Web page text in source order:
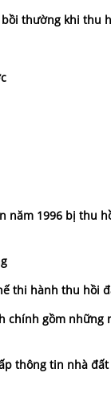
thường khi thu
bị thu hồi có
thi hành thu hồi
chính gồm những
thông tin nhà đất